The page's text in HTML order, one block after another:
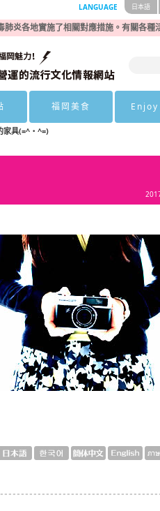
肺炎各地實施了相關對應措施。有關各種
LANGUAGE 日本語
福岡美食 Enjoy
家具(=^・^=)